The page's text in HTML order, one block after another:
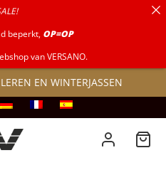
EN WINTERJASSEN
beperkt, OP=OP
van VERSANO.